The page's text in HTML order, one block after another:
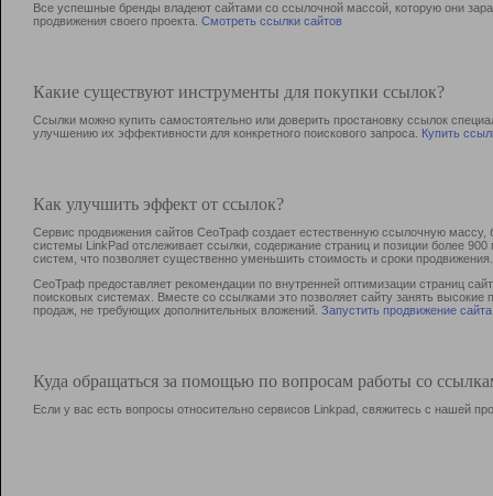
Все успешные бренды владеют сайтами со ссылочной массой, которую они
продвижения своего проекта. Смотреть ссылки сайтов
Какие существуют инструменты для покупки ссылок?
Ссылки можно купить самостоятельно или доверить простановку ссылок
улучшению их эффективности для конкретного поискового запроса. Купить
Как улучшить эффект от ссылок?
Сервис продвижения сайтов СеоТраф создает естественную ссылочную
системы LinkPad отслеживает ссылки, содержание страниц и позиции более
систем, что позволяет существенно уменьшить стоимость и сроки продвижения.
СеоТраф предоставляет рекомендации по внутренней оптимизации страниц
поисковых системах. Вместе со ссылками это позволяет сайту занять
продаж, не требующих дополнительных вложений. Запустить продвижение сайта
Куда обращаться за помощью по вопросам работы со
Если у вас есть вопросы относительно сервисов Linkpad, свяжитесь с нашей